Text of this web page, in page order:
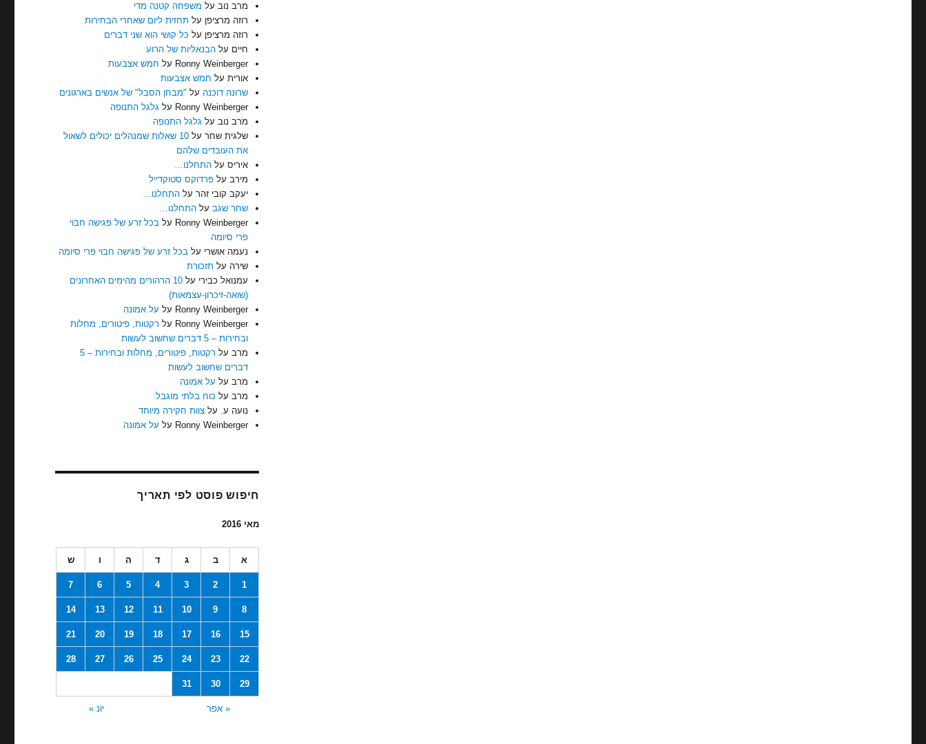
מרב נוב על משפחה קטנה מדי
רוזה מרציפן על תחזית ליום שאחרי הבחירות
רוזה מרציפן על כל קושי הוא שני דברים
חיים עלהבנאליות של הרוע
Ronny Weinberger על חמש אצבעות
אורית על חמש אצבעות
שרונה דוכנה על "מבחן הסבל" של אנשים בארגונים
Ronny Weinberger על גלגל התנופה
מרב נוב על גלגל התנופה
שלגית שחר על
10 שאלות שמנהלים יכולים לשאול
את העובדים שלהם
איריס עלהתחלנו…
מירב עלפרדוקס סטוקדייל
יעקב קובי זהר עלהתחלנו…
שחר שגב עלהתחלנו…
Ronny Weinberger עלבכל זרע של פגישה חבוי
פרי סיומה
נעמה אושרי עלבכל זרע של פגישה חבוי פרי סיומה
שירה על תזכורת
עמנואל כבירי על
10 הרהורים מהימים האחרונים
(שואה-זיכרון-עצמאות)
Ronny Weinberger על על אמונה
Ronny Weinberger על רקטות, פיטורים, מחלות
ובחירות – 5 דברים שחשוב לעשות
מרב על
רקטות, פיטורים, מחלות ובחירות – 5
דברים שחשוב לעשות
מרב על על אמונה
מרב על כוח בלתי מוגבל
נועה ע. עלצוות חקירה מיוחד
Ronny Weinberger על על אמונה
חיפוש פוסט לפי תאריך
מאי 2016
א ב ג ד ה ו ש
1
2
3
4
5
6
7
8
9
10
11
12
13
14
15
16
17
18
19
20
21
22
23
24
25
26
27
28
29
30
31
« אפר יונ »